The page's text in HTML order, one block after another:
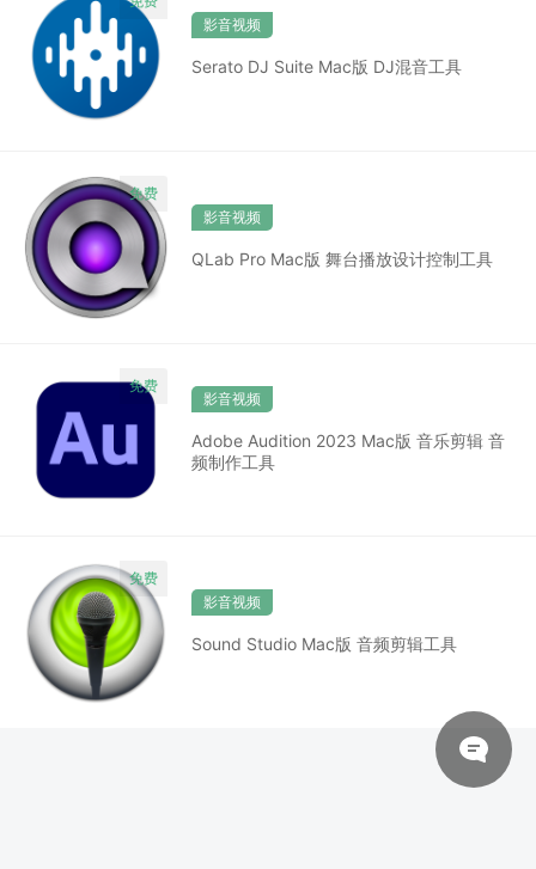
影音视频
Serato DJ Suite Mac版 DJ混音工具
影音视频
QLab Pro Mac版 舞台播放设计控制工具
影音视频
Adobe Audition 2023 Mac版 音乐剪辑 音
频制作工具
影音视频
Sound Studio Mac版 音频剪辑工具